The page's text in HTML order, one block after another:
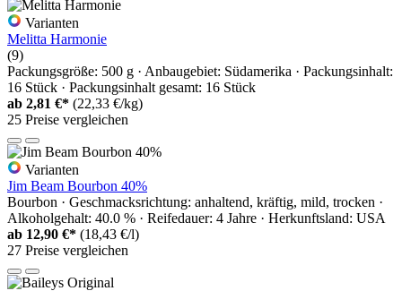
Varianten
Melitta Harmonie
(9)
Packungsgröße: 500 g · Anbaugebiet: Südamerika · Packungsinhalt:
16 Stück · Packungsinhalt gesamt: 16 Stück
ab 2,81 €* (22,33 €/kg)
25 Preise vergleichen
Varianten
Jim Beam Bourbon 40%
Bourbon · Geschmacksrichtung: anhaltend, kräftig, mild, trocken ·
Alkoholgehalt: 40.0 % · Reifedauer: 4 Jahre · Herkunftsland: USA
ab 12,90 €* (18,43 €/l)
27 Preise vergleichen